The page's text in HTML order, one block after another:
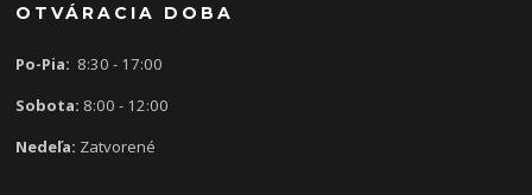
OTVÁRACIA DOBA
Po-Pia: 8:30 - 17:00
Sobota: 8:00 - 12:00
Nedeľa: Zatvorené